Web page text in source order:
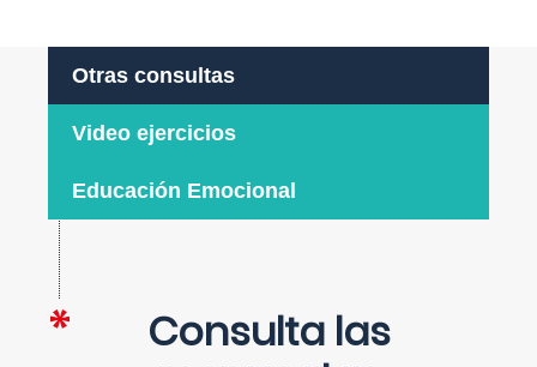
Otras consultas
Video ejercicios
Educación Emocional
Consulta las